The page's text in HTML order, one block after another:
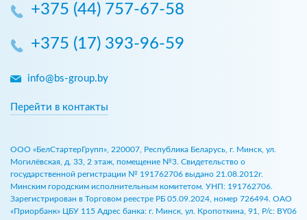
+375 (44) 757-67-58
+375 (17) 393-96-59
info@bs-group.by
Перейти в контакты
ООО «БелСтартерГрупп», 220007, Республика Беларусь, г. Минск, ул.
Могилёвская, д. 33, 2 этаж, помещение №3. Свидетельство о
государственной регистрации № 191762706 выдано 21.08.2012г.
Минским городским исполнительным комитетом. УНП: 191762706.
Зарегистрирован в Торговом реестре РБ 05.09.2024, номер 726494. ОАО
«Приорбанк» ЦБУ 115 Адрес банка: г. Минск, ул. Кропоткина, 91, Р/с: BY06